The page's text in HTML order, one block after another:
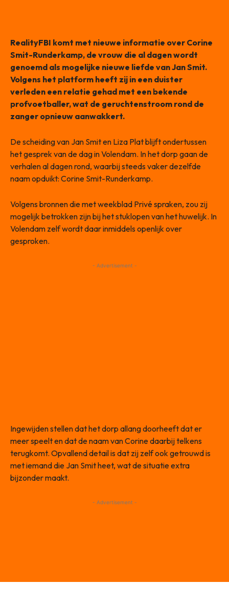
RealityFBI komt met nieuwe informatie over Corine
Smit-Runderkamp, de vrouw die al dagen wordt
genoemd als mogelijke nieuwe liefde van Jan Smit.
Volgens het platform heeft zij in een duister
verleden een relatie gehad met een bekende
profvoetballer, wat de geruchtenstroom rond de
zanger opnieuw aanwakkert.
De scheiding van Jan Smit en Liza Plat blijft ondertussen
het gesprek van de dag in Volendam. In het dorp gaan de
verhalen al dagen rond, waarbij steeds vaker dezelfde
naam opduikt: Corine Smit-Runderkamp.
Volgens bronnen die met weekblad Privé spraken, zou zij
mogelijk betrokken zijn bij het stuklopen van het huwelijk. In
Volendam zelf wordt daar inmiddels openlijk over
gesproken.
- Advertisement -
Ingewijden stellen dat het dorp allang doorheeft dat er
meer speelt en dat de naam van Corine daarbij telkens
terugkomt. Opvallend detail is dat zij zelf ook getrouwd is
met iemand die Jan Smit heet, wat de situatie extra
bijzonder maakt.
- Advertisement -